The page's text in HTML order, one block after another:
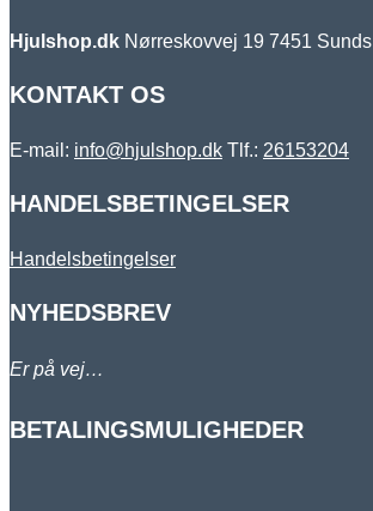
Hjulshop.dk Nørreskovvej 19 7451 Sunds
KONTAKT OS
E-mail: info@hjulshop.dk Tlf.: 26153204
HANDELSBETINGELSER
Handelsbetingelser
NYHEDSBREV
Er på vej…
BETALINGSMULIGHEDER